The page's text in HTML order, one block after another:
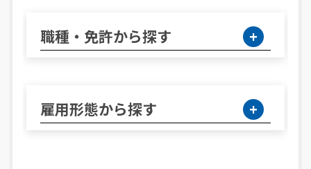
職種・免許から探す
雇用形態から探す